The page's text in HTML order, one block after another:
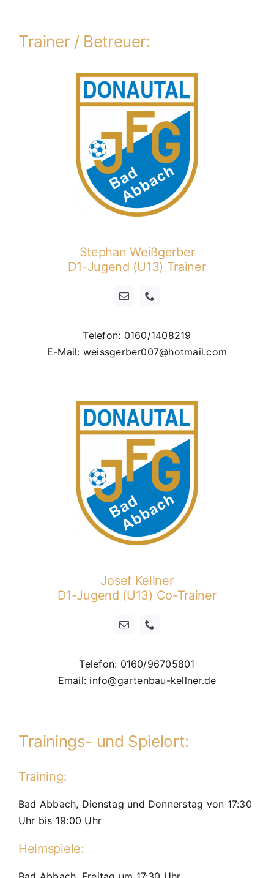
Trainer / Betreuer:
Stephan Weißgerber
D1-Jugend (U13) Trainer
Telefon: 0160/1408219
E-Mail: weissgerber007@hotmail.com
Josef Kellner
D1-Jugend (U13) Co-Trainer
Telefon: 0160/96705801
Email: info@gartenbau-kellner.de
Trainings- und Spielort:
Training:
Bad Abbach, Dienstag und Donnerstag von 17:30
Uhr bis 19:00 Uhr
Heimspiele: